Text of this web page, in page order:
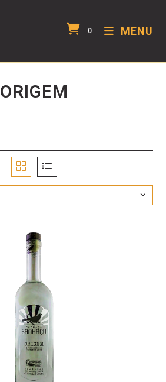
0 MENU
ORIGEM